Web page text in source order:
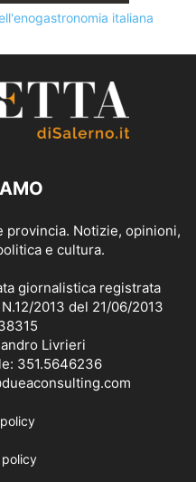
provincia. Notizie, opinioni,
e cultura.
giornalistica registrata
2013 del 21/06/2013
Livrieri
351.5646236
policy